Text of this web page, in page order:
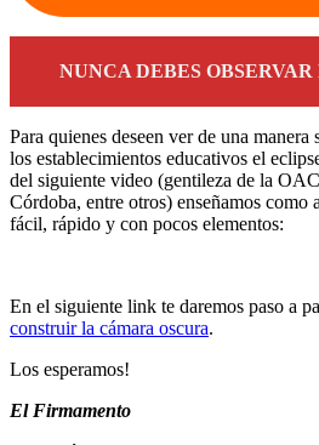
NUNCA DEBES
Para quienes deseen ver de una manera
los establecimientos educativos el
del siguiente video (gentileza de la
Córdoba, entre otros) enseñamos como
fácil, rápido y con pocos elementos:
En el siguiente link te daremos paso a
construir la cámara oscura.
Los esperamos!
El Firmamento